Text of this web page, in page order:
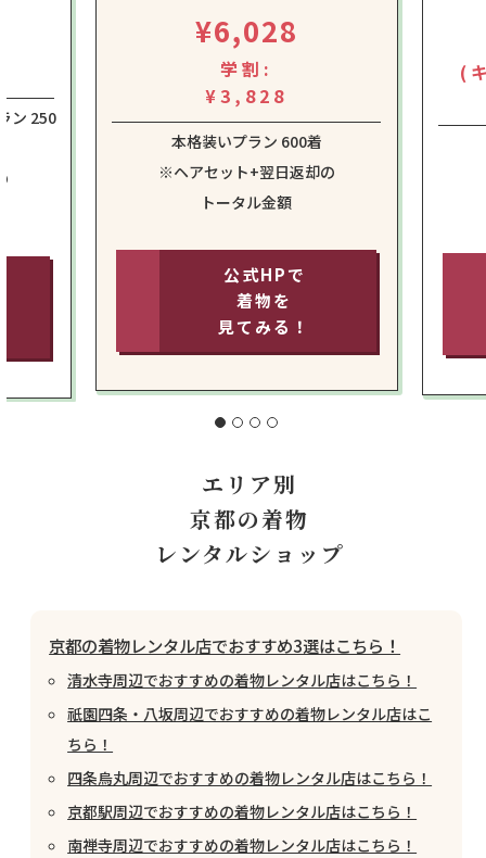
ン 250
¥6,028
学割:
¥3,828
本格装いプラン 600着
※ヘアセット+翌日返却の
トータル金額
公式HPで
着物を
見てみる！
(
エリア別
京都の着物
レンタルショップ
京都の着物レンタル店でおすすめ3選はこちら！
清水寺周辺でおすすめの着物レンタル店はこちら！
祇園四条・八坂周辺でおすすめの着物レンタル店はこ
ちら！
四条烏丸周辺でおすすめの着物レンタル店はこちら！
京都駅周辺でおすすめの着物レンタル店はこちら！
南禅寺周辺でおすすめの着物レンタル店はこちら！